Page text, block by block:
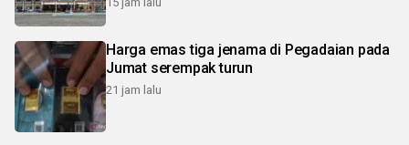
Harga emas tiga jenama di Pegadaian pada
Jumat serempak turun
21 jam lalu